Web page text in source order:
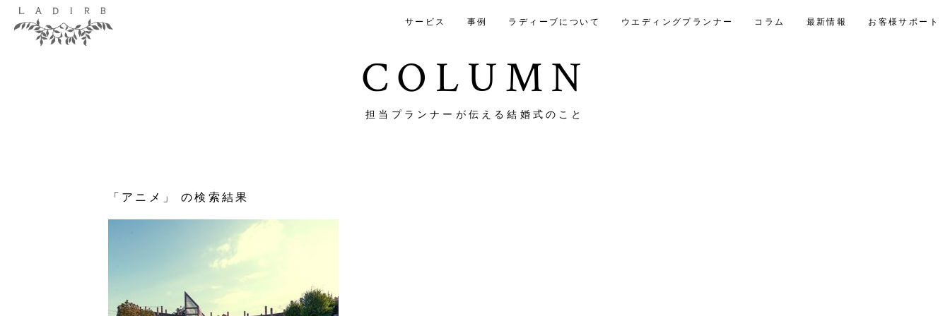
サービス 事例 ラディーブについて ウエディングプランナー コラム 最新情報 お客様サポート
COLUMN
担当プランナーが伝える結婚式のこと
「アニメ」 の検索結果